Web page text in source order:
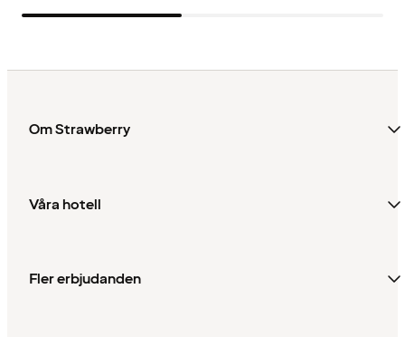
Om Strawberry
Våra hotell
Fler erbjudanden